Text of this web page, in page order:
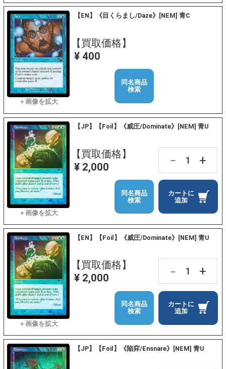
【EN】《目くらまし/Daze》[NEM] 青C
【買取価格】
¥ 400
同名商品
検索
【JP】【Foil】《威圧/Dominate》[NEM] 青U
【買取価格】
¥ 2,000
－ +
カートに
追加
同名商品
検索
【EN】【Foil】《威圧/Dominate》[NEM] 青U
【買取価格】
¥ 2,000
－ +
カートに
追加
同名商品
検索
【JP】【Foil】《陥穽/Ensnare》[NEM] 青U